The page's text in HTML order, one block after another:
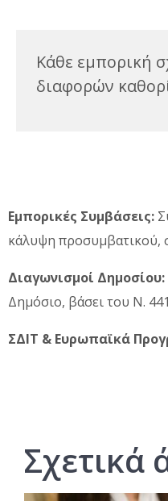
Κάθε εμπορική
διαφορών
Εμπορικές Συμβάσεις:
κάλυψη προσυμβατικού,
Διαγωνισμοί Δημοσίου:
Δημόσιο, βάσει του Ν.
ΣΔΙΤ & Ευρωπαϊκά
Σχετικά